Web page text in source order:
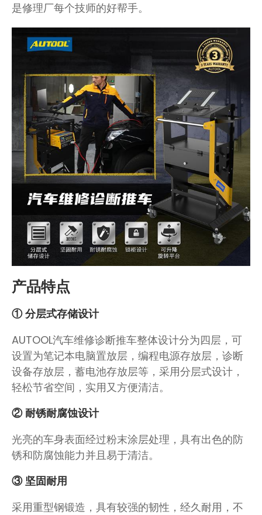
是修理厂每个技师的好帮手。
产品特点
① 分层式存储设计
AUTOOL汽车维修诊断推车整体设计分为四层，可
设置为笔记本电脑置放层，编程电源存放层，诊断
设备存放层，蓄电池存放层等，采用分层式设计，
轻松节省空间，实用又方便清洁。
② 耐锈耐腐蚀设计
光亮的车身表面经过粉末涂层处理，具有出色的防
锈和防腐蚀能力并且易于清洁。
③ 坚固耐用
采用重型钢锻造，具有较强的韧性，经久耐用，不